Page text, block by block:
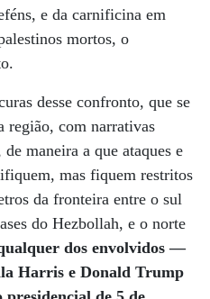
e da carnificina em
mortos, o
desse confronto, que se
região, com narrativas
maneira a que ataques e
mas fiquem restritos
da fronteira entre o sul
do Hezbollah, e o norte
dos envolvidos —
Harris e Donald Trump